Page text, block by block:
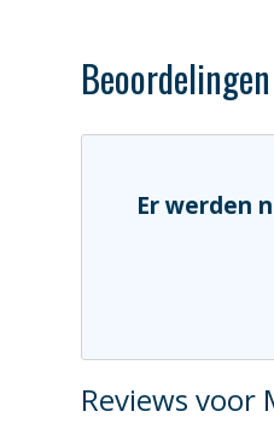
Beoordelingen
Er werden
Reviews voor